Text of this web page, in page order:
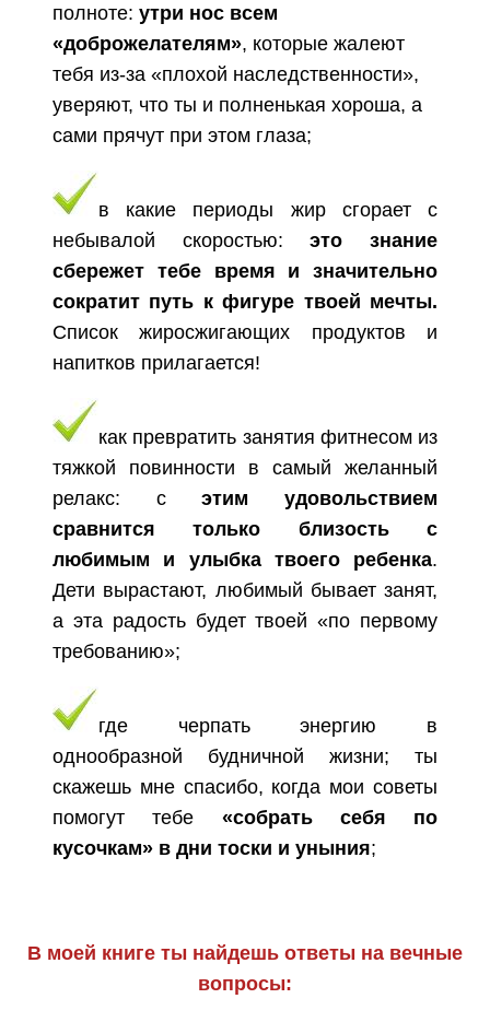
полноте: утри нос всем
«доброжелателям», которые жалеют
тебя из-за «плохой наследственности»,
уверяют, что ты и полненькая хороша, а
сами прячут при этом глаза;
в какие периоды жир сгорает с
небывалой скоростью:это знание
сбережет тебе время и значительно
сократит путь к фигуре твоей мечты.
Список жиросжигающих продуктов и
напитков прилагается!
как превратить занятия фитнесом из
тяжкой повинности в самый желанный
релакс: сэтим удовольствием
сравнится только близость с
любимым и улыбка твоего ребенка.
Дети вырастают, любимый бывает занят,
а эта радость будет твоей «по первому
требованию»;
где черпать энергию в
однообразной будничной жизни; ты
скажешь мне спасибо, когда мои советы
помогут тебе «собрать себя по
кусочкам» в дни тоски и уныния;
В моей книге ты найдешь ответы на вечные
вопросы: